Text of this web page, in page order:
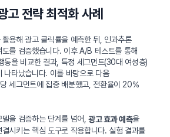
고 전략 최적화 사례
용해 광고 클릭률을 예측한 뒤, 인과추론
를 검증했습니다. 이후 A/B 테스트를 통해
동을 비교한 결과, 특정 세그먼트(30대 여성층)
나타났습니다. 이를 바탕으로 다음
세그먼트에 집중 배분했고, 전환율이 20%
델을 검증하는 단계를 넘어,광고 효과 예측을
시키는 핵심 도구로 작용합니다. 실험 결과를